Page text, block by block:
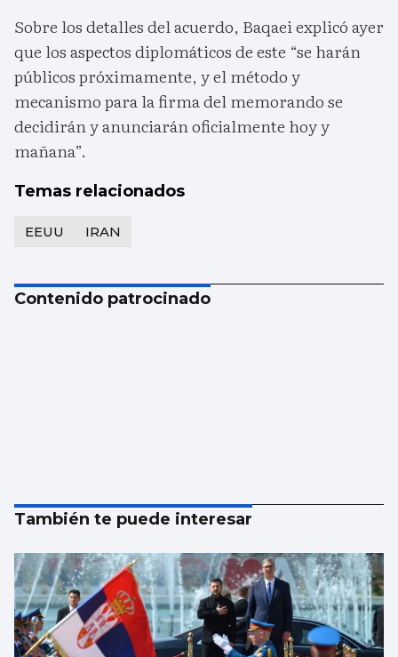
Sobre los detalles del acuerdo, Baqaei explicó ayer
que los aspectos diplomáticos de este “se harán
públicos próximamente, y el método y
mecanismo para la firma del memorando se
decidirán y anunciarán oficialmente hoy y
mañana”.
Temas relacionados
EEUU IRAN
Contenido patrocinado
También te puede interesar